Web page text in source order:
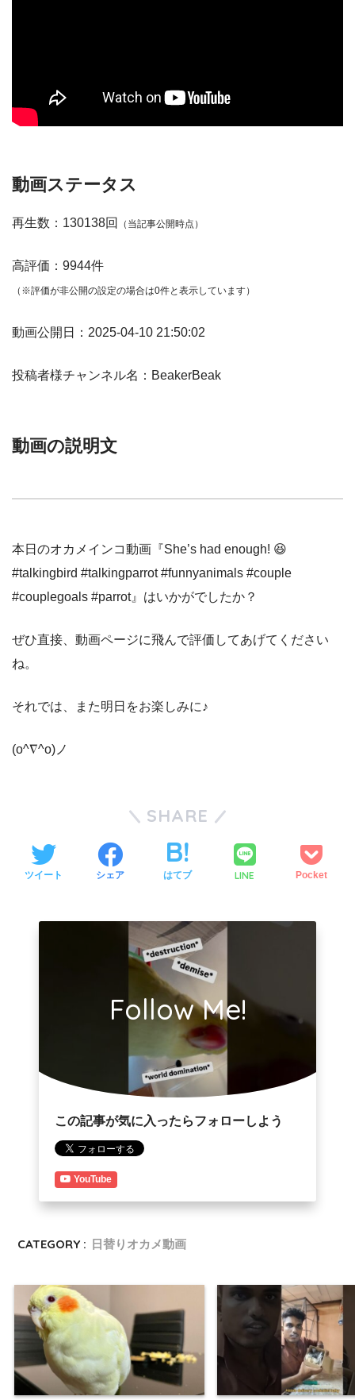
動画ステータス
再生数：130138回 （当記事公開時点）
高評価：9944件
（※評価が非公開の設定の場合は0件と表示しています）
動画公開日：2025-04-10 21:50:02
投稿者様チャンネル名：BeakerBeak
動画の説明文
本日のオカメインコ動画『She’s had enough! 😆
#talkingbird #talkingparrot #funnyanimals #couple
#couplegoals #parrot』はいかがでしたか？
ぜひ直接、動画ページに飛んで評価してあげてください
ね。
それでは、また明日をお楽しみに♪
(o^∇^o)ノ
SHARE
ツイート シェア はてブ LINE Pocket
Follow Me!
この記事が気に入ったらフォローしよう
YouTube
CATEGORY : 日替りオカメ動画